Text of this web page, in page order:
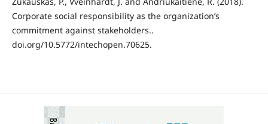
Corporate social responsibility as the organization’s
commitment against stakeholders..
doi.org/10.5772/intechopen.70625.